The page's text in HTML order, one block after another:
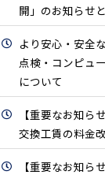
開」のお知らせ
より安心・安全
点検・コンピュ
について
【重要なお知ら
交換工賃の料金
【重要なお知ら